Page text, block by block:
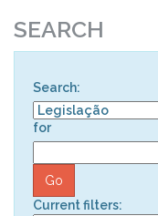
SEARCH
Search:
for
Current filters: